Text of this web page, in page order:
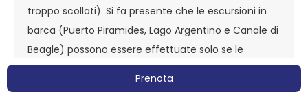
Prenota
troppo scollati). Si fa presente che le escursioni in
barca (Puerto Piramides, Lago Argentino e Canale di
Beagle) possono essere effettuate solo se le
condizioni meteo sono favorevoli. Per motivi